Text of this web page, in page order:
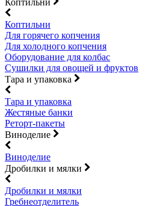
Коптильни
Коптильни
Для горячего копчения
Для холодного копчения
Оборудование для колбас
Сушилки для овощей и фруктов
Тара и упаковка
Тара и упаковка
Жестяные банки
Реторт-пакеты
Виноделие
Виноделие
Дробилки и мялки
Дробилки и мялки
Гребнеотделитель